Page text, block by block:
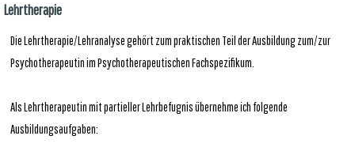
Lehrtherapie
Die Lehrtherapie/Lehranalyse gehört zum praktischen Teil der Ausbildung zum/zur
Psychotherapeutin imPsychotherapeutischen Fachspezifikum.
Als Lehrtherapeutin mit partieller Lehrbefugnis übernehme ich folgende
Ausbildungsaufgaben: